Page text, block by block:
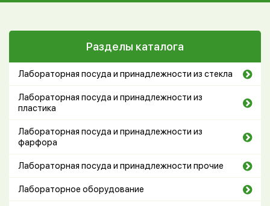
Разделы каталога
Лабораторная посуда и принадлежности из стекла
Лабораторная посуда и принадлежности из
пластика
Лабораторная посуда и принадлежности из
фарфора
Лабораторная посуда и принадлежности прочие
Лабораторное оборудование